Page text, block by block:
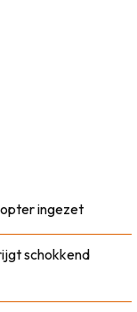
ingezet
schokkend